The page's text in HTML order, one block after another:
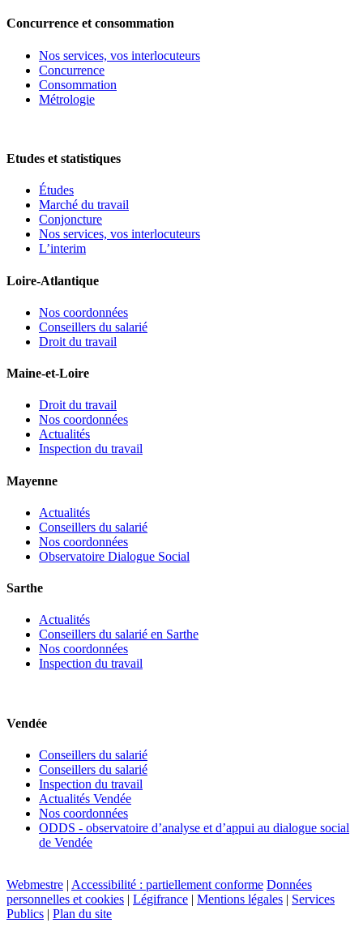
Concurrence et consommation
Nos services, vos interlocuteurs
Concurrence
Consommation
Métrologie
Etudes et statistiques
Études
Marché du travail
Conjoncture
Nos services, vos interlocuteurs
L’interim
Loire-Atlantique
Nos coordonnées
Conseillers du salarié
Droit du travail
Maine-et-Loire
Droit du travail
Nos coordonnées
Actualités
Inspection du travail
Mayenne
Actualités
Conseillers du salarié
Nos coordonnées
Observatoire Dialogue Social
Sarthe
Actualités
Conseillers du salarié en Sarthe
Nos coordonnées
Inspection du travail
Vendée
Conseillers du salarié
Conseillers du salarié
Inspection du travail
Actualités Vendée
Nos coordonnées
ODDS - observatoire d’analyse et d’appui au dialogue social
de Vendée
Webmestre | Accessibilité : partiellement conforme Données
personnelles et cookies | Légifrance | Mentions légales | Services
Publics | Plan du site